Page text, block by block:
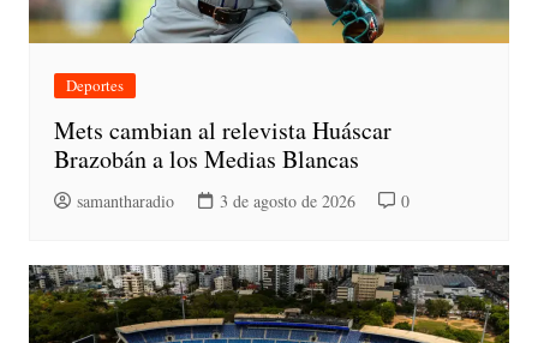
Deportes
Mets cambian al relevista Huáscar
Brazobán a los Medias Blancas
samantharadio 3 de agosto de 2026 0